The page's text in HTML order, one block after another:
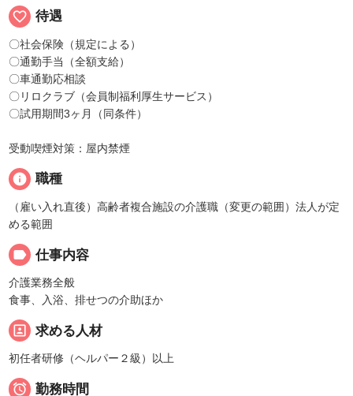
favorite_border 待遇
〇社会保険（規定による）
〇通勤手当（全額支給）
〇車通勤応相談
〇リロクラブ（会員制福利厚生サービス）
〇試用期間3ヶ月（同条件）
受動喫煙対策：屋内禁煙
info 職種
（雇い入れ直後）高齢者複合施設の介護職（変更の範囲）法人が定
める範囲
label 仕事内容
介護業務全般
食事、入浴、排せつの介助ほか
portrait 求める人材
初任者研修（ヘルパー２級）以上
 勤務時間